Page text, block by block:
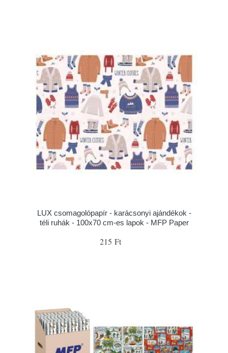
LUX csomagolópapír - karácsonyi ajándékok -
téli ruhák - 100x70 cm-es lapok - MFP Paper
215 Ft